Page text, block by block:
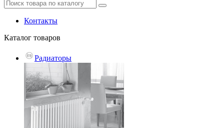
Контакты
Каталог товаров
Радиаторы